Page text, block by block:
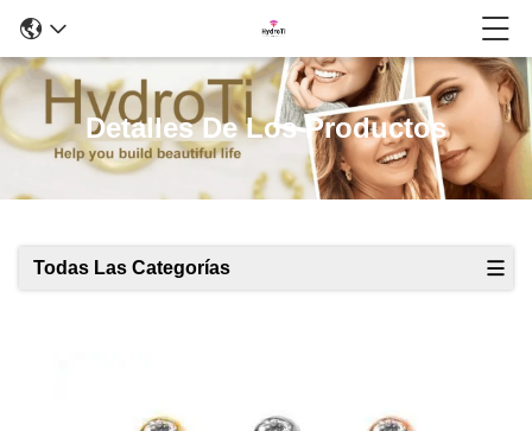
Detalles De Los Productos
Todas Las Categorías